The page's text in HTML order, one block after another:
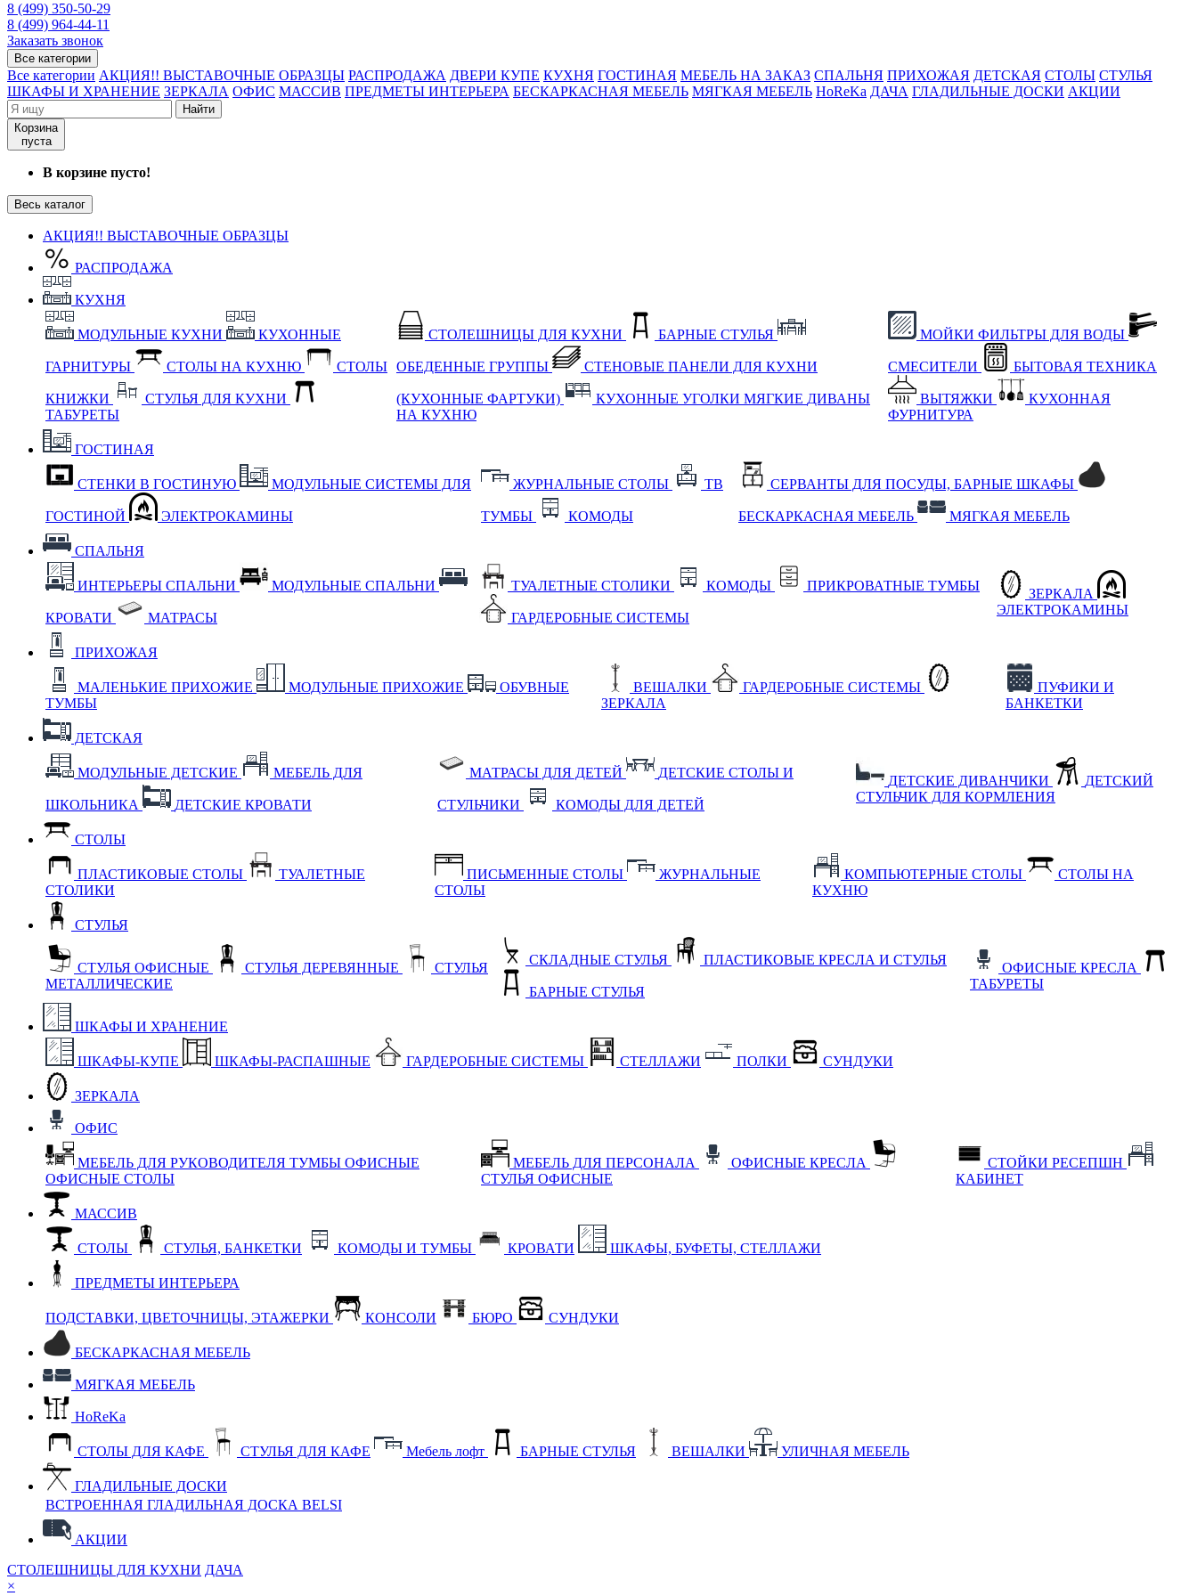
8 (499) 350-50-29
8 (499) 964-44-11
Заказать звонок
Все категории
Все категории АКЦИЯ!! ВЫСТАВОЧНЫЕ ОБРАЗЦЫ РАСПРОДАЖА ДВЕРИ КУПЕ КУХНЯ ГОСТИНАЯ МЕБЕЛЬ НА ЗАКАЗ СПАЛЬНЯ ПРИХОЖАЯ ДЕТСКАЯ СТОЛЫ СТУЛЬЯ
ШКАФЫ И ХРАНЕНИЕ ЗЕРКАЛА ОФИС МАССИВ ПРЕДМЕТЫ ИНТЕРЬЕРА БЕСКАРКАСНАЯ МЕБЕЛЬ МЯГКАЯ МЕБЕЛЬ HoReKa ДАЧА ГЛАДИЛЬНЫЕ ДОСКИ АКЦИИ
Найти
Корзина
пуста
В корзине пусто!
Весь каталог
АКЦИЯ!! ВЫСТАВОЧНЫЕ ОБРАЗЦЫ
РАСПРОДАЖА
КУХНЯ
МОДУЛЬНЫЕ КУХНИ КУХОННЫЕ
ГАРНИТУРЫ СТОЛЫ НА КУХНЮ СТОЛЫ
КНИЖКИ
СТУЛЬЯ ДЛЯ КУХНИ
ТАБУРЕТЫ
СТОЛЕШНИЦЫ ДЛЯ КУХНИ БАРНЫЕ СТУЛЬЯ
ОБЕДЕННЫЕ ГРУППЫ СТЕНОВЫЕ ПАНЕЛИ ДЛЯ КУХНИ
(КУХОННЫЕ ФАРТУКИ) КУХОННЫЕ УГОЛКИ МЯГКИЕ ДИВАНЫ
НА КУХНЮ
МОЙКИ ФИЛЬТРЫ ДЛЯ ВОДЫ
СМЕСИТЕЛИ БЫТОВАЯ ТЕХНИКА
ВЫТЯЖКИ
КУХОННАЯ
ФУРНИТУРА
ГОСТИНАЯ
СТЕНКИ В ГОСТИНУЮ МОДУЛЬНЫЕ СИСТЕМЫ ДЛЯ
ГОСТИНОЙ ЭЛЕКТРОКАМИНЫ
ЖУРНАЛЬНЫЕ СТОЛЫ ТВ
ТУМБЫ КОМОДЫ
СЕРВАНТЫ ДЛЯ ПОСУДЫ, БАРНЫЕ ШКАФЫ
БЕСКАРКАСНАЯ МЕБЕЛЬ МЯГКАЯ МЕБЕЛЬ
СПАЛЬНЯ
ИНТЕРЬЕРЫ СПАЛЬНИ МОДУЛЬНЫЕ СПАЛЬНИ
КРОВАТИ МАТРАСЫ
ТУАЛЕТНЫЕ СТОЛИКИ КОМОДЫ ПРИКРОВАТНЫЕ ТУМБЫ
ГАРДЕРОБНЫЕ СИСТЕМЫ
ЗЕРКАЛА
ЭЛЕКТРОКАМИНЫ
ПРИХОЖАЯ
МАЛЕНЬКИЕ ПРИХОЖИЕ МОДУЛЬНЫЕ ПРИХОЖИЕ
ОБУВНЫЕ
ТУМБЫ
ВЕШАЛКИ
ГАРДЕРОБНЫЕ СИСТЕМЫ
ЗЕРКАЛА
ПУФИКИ И
БАНКЕТКИ
ДЕТСКАЯ
МОДУЛЬНЫЕ ДЕТСКИЕ МЕБЕЛЬ ДЛЯ
ШКОЛЬНИКА ДЕТСКИЕ КРОВАТИ
МАТРАСЫ ДЛЯ ДЕТЕЙ ДЕТСКИЕ СТОЛЫ И
СТУЛЬЧИКИ КОМОДЫ ДЛЯ ДЕТЕЙ
ДЕТСКИЕ ДИВАНЧИКИ
ДЕТСКИЙ
СТУЛЬЧИК ДЛЯ КОРМЛЕНИЯ
СТОЛЫ
ПЛАСТИКОВЫЕ СТОЛЫ
ТУАЛЕТНЫЕ
СТОЛИКИ
ПИСЬМЕННЫЕ СТОЛЫ
ЖУРНАЛЬНЫЕ
СТОЛЫ
КОМПЬЮТЕРНЫЕ СТОЛЫ
СТОЛЫ НА
КУХНЮ
СТУЛЬЯ
СТУЛЬЯ ОФИСНЫЕ СТУЛЬЯ ДЕРЕВЯННЫЕ
СТУЛЬЯ
МЕТАЛЛИЧЕСКИЕ
СКЛАДНЫЕ СТУЛЬЯ ПЛАСТИКОВЫЕ КРЕСЛА И СТУЛЬЯ
БАРНЫЕ СТУЛЬЯ
ОФИСНЫЕ КРЕСЛА
ТАБУРЕТЫ
ШКАФЫ И ХРАНЕНИЕ
ШКАФЫ-КУПЕ ШКАФЫ-РАСПАШНЫЕ ГАРДЕРОБНЫЕ СИСТЕМЫ СТЕЛЛАЖИ ПОЛКИ СУНДУКИ
ЗЕРКАЛА
ОФИС
МЕБЕЛЬ ДЛЯ РУКОВОДИТЕЛЯ ТУМБЫ ОФИСНЫЕ
ОФИСНЫЕ СТОЛЫ
МЕБЕЛЬ ДЛЯ ПЕРСОНАЛА
ОФИСНЫЕ КРЕСЛА
СТУЛЬЯ ОФИСНЫЕ
СТОЙКИ РЕСЕПШН
КАБИНЕТ
МАССИВ
СТОЛЫ СТУЛЬЯ, БАНКЕТКИ КОМОДЫ И ТУМБЫ КРОВАТИ ШКАФЫ, БУФЕТЫ, СТЕЛЛАЖИ
ПРЕДМЕТЫ ИНТЕРЬЕРА
ПОДСТАВКИ, ЦВЕТОЧНИЦЫ, ЭТАЖЕРКИ КОНСОЛИ БЮРО СУНДУКИ
БЕСКАРКАСНАЯ МЕБЕЛЬ
МЯГКАЯ МЕБЕЛЬ
HoReKa
СТОЛЫ ДЛЯ КАФЕ СТУЛЬЯ ДЛЯ КАФЕ Мебель лофт БАРНЫЕ СТУЛЬЯ ВЕШАЛКИ УЛИЧНАЯ МЕБЕЛЬ
ГЛАДИЛЬНЫЕ ДОСКИ
ВСТРОЕННАЯ ГЛАДИЛЬНАЯ ДОСКА BELSI
АКЦИИ
СТОЛЕШНИЦЫ ДЛЯ КУХНИ ДАЧА
×